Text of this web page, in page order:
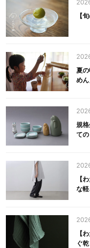
【
夏
め
規
ての
【
な
【
ぐ